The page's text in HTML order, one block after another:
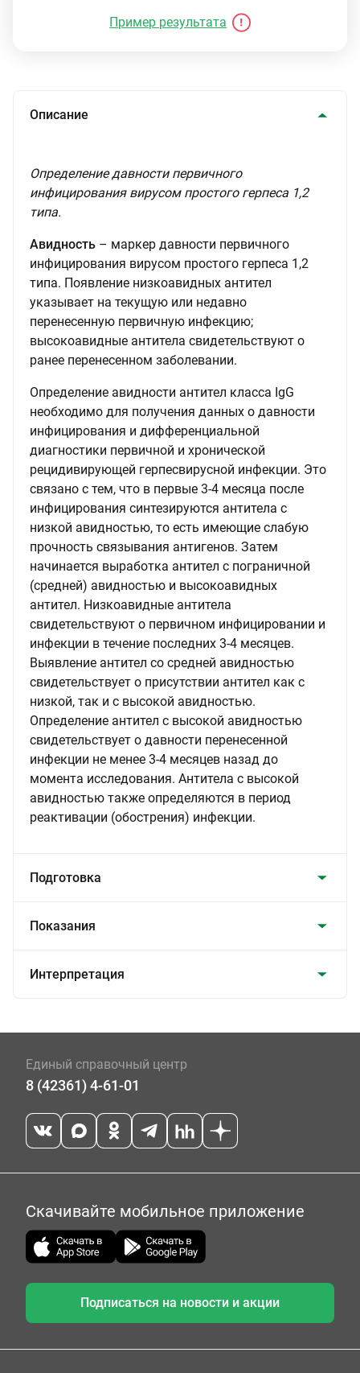
Пример результата
Описание
Определение давности первичного
инфицирования вирусом простого герпеса 1,2
типа.
Авидность – маркер давности первичного
инфицирования вирусом простого герпеса 1,2
типа. Появление низкоавидных антител
указывает на текущую или недавно
перенесенную первичную инфекцию;
высокоавидные антитела свидетельствуют о
ранее перенесенном заболевании.
Определение авидности антител класса IgG
необходимо для получения данных о давности
инфицирования и дифференциальной
диагностики первичной и хронической
рецидивирующей герпесвирусной инфекции. Это
связано с тем, что в первые 3-4 месяца после
инфицирования синтезируются антитела с
низкой авидностью, то есть имеющие слабую
прочность связывания антигенов. Затем
начинается выработка антител с пограничной
(средней) авидностью и высокоавидных
антител. Низкоавидные антитела
свидетельствуют о первичном инфицировании и
инфекции в течение последних 3-4 месяцев.
Выявление антител со средней авидностью
свидетельствует о присутствии антител как с
низкой, так и с высокой авидностью.
Определение антител с высокой авидностью
свидетельствует о давности перенесенной
инфекции не менее 3-4 месяцев назад до
момента исследования. Антитела с высокой
авидностью также определяются в период
реактивации (обострения) инфекции.
Подготовка
Показания
Интерпретация
Единый справочный центр
8 (42361) 4-61-01
Скачивайте мобильное приложение
Подписаться на новости и акции